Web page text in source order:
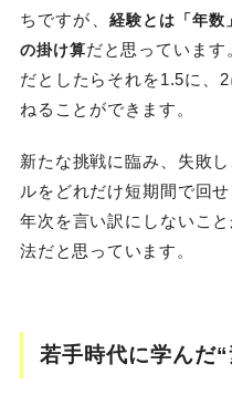
ちですが、 経験とは「年数
の掛け算だと思っていま
だとしたらそれを1.5に、
ねることができます。
新たな挑戦に臨み、失敗
ルをどれだけ短期間で回
年次を言い訳にしないこ
法だと思っています。
若手時代に学んだ